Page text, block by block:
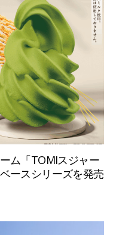
ム「TOMIスジャー
ースシリーズを発売